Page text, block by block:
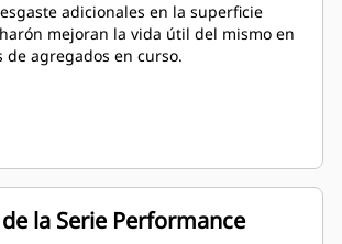
adicionales en la superficie
mejoran la vida útil del mismo en
de agregados en curso.
la Serie Performance